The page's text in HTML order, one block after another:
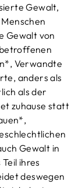
Gewalt,
Gewalt von
Verwandte
anders als
als der
zuhause statt
Gewalt in
ihres
deswegen